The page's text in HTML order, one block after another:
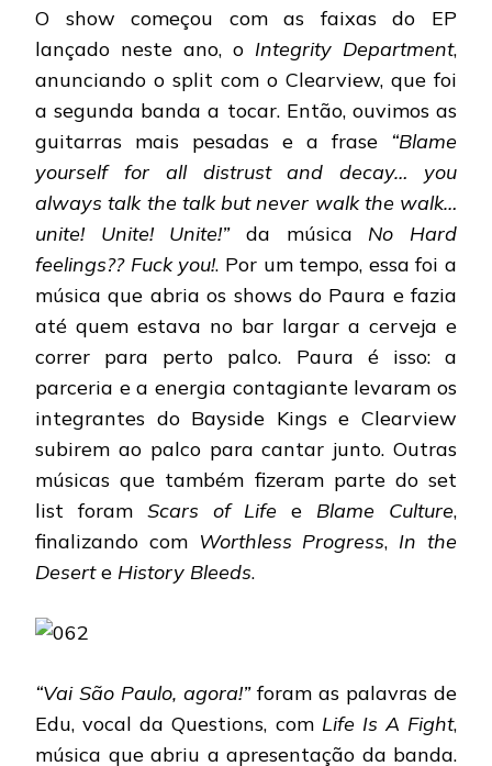
O show começou com as faixas do EP
lançado neste ano, o Integrity Department,
anunciando o split com o Clearview, que foi
a segunda banda a tocar. Então, ouvimos as
guitarras mais pesadas e a frase “Blame
yourself for all distrust and decay… you
always talk the talk but never walk the walk…
unite! Unite! Unite!”da música No Hard
feelings?? Fuck you!. Por um tempo, essa foi a
música que abria os shows do Paura e fazia
até quem estava no bar largar a cerveja e
correr para perto palco. Paura é isso: a
parceria e a energia contagiante levaram os
integrantes do Bayside Kings e Clearview
subirem ao palco para cantar junto. Outras
músicas que também fizeram parte do set
list foram Scars of Life e Blame Culture,
finalizando com Worthless Progress, In the
Deserte History Bleeds.
“Vai São Paulo, agora!”foram as palavras de
Edu, vocal da Questions, comLife Is A Fight,
música que abriu a apresentação da banda.